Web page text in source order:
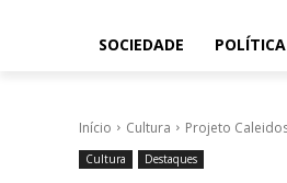
SOCIEDADE POLÍTICA
Início Cultura Projeto
Cultura Destaques